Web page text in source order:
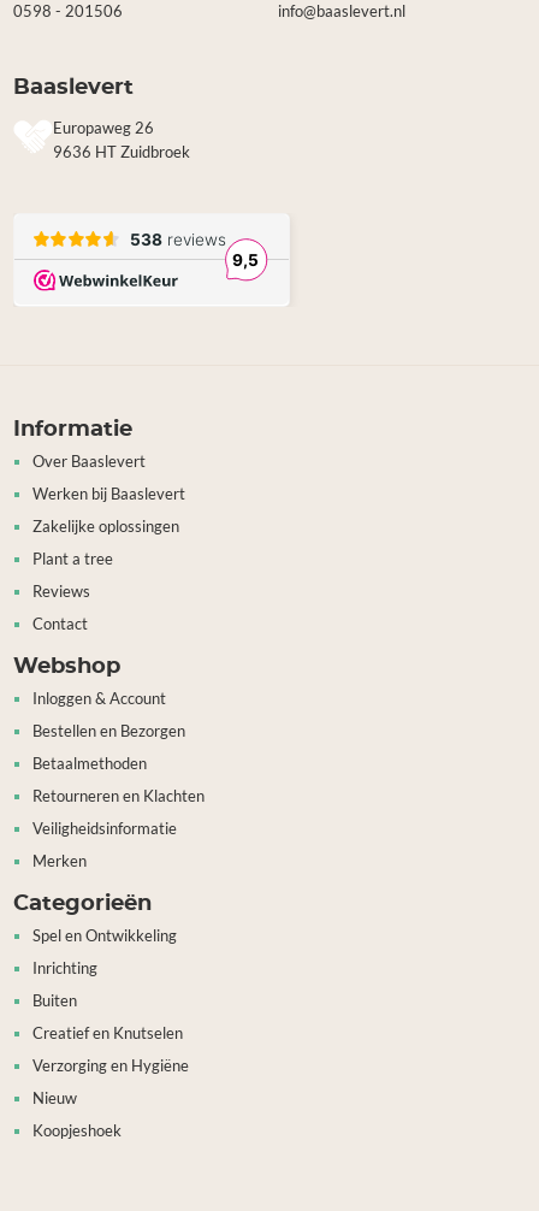
0598 - 201506
info@baaslevert.nl
Baaslevert
Europaweg 26
9636 HT Zuidbroek
Informatie
Over Baaslevert
Werken bij Baaslevert
Zakelijke oplossingen
Plant a tree
Reviews
Contact
Webshop
Inloggen & Account
Bestellen en Bezorgen
Betaalmethoden
Retourneren en Klachten
Veiligheidsinformatie
Merken
Categorieën
Spel en Ontwikkeling
Inrichting
Buiten
Creatief en Knutselen
Verzorging en Hygiëne
Nieuw
Koopjeshoek